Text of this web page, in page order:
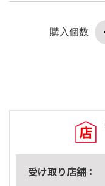
購入個数
受け取り店舗：